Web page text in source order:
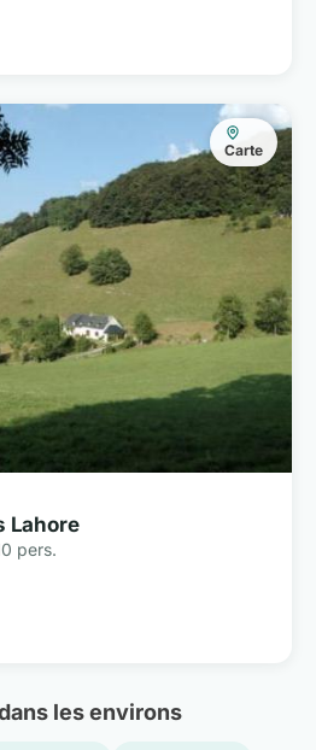
Carte
Lahore
pers.
les environs